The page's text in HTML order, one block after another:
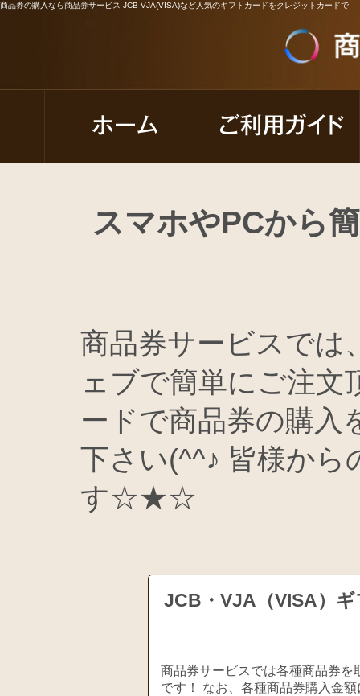
商品券の購入なら商品券サービス JCB VJA(VISA)など人気のギフトカードをクレジットカードで
スマホやPCから
商品券サービスでは
ェブで簡単にご注
ードで商品券の購入
下さい(^^♪ 皆様から
す☆★☆
JCB・VJA（VISA）
商品券サービスでは各種商品券
です！ なお、各種商品券購入金